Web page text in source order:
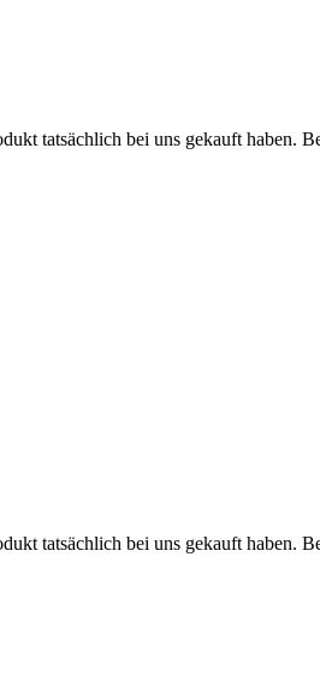
tatsächlich bei uns gekauft haben.
tatsächlich bei uns gekauft haben.